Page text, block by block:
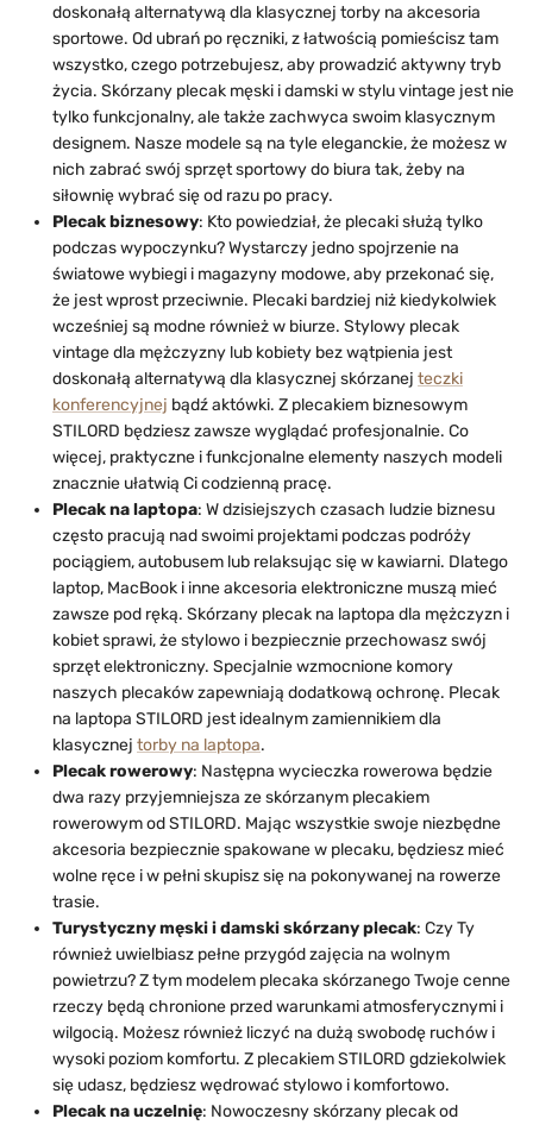
doskonałą alternatywą dla klasycznej torby na akcesoria
sportowe. Od ubrań po ręczniki, z łatwością pomieścisz tam
wszystko, czego potrzebujesz, aby prowadzić aktywny tryb
życia. Skórzany plecak męski i damski w stylu vintage jest nie
tylko funkcjonalny, ale także zachwyca swoim klasycznym
designem. Nasze modele są na tyle eleganckie, że możesz w
nich zabrać swój sprzęt sportowy do biura tak, żeby na
siłownię wybrać się od razu po pracy.
Plecak biznesowy: Kto powiedział, że plecaki służą tylko
podczas wypoczynku? Wystarczy jedno spojrzenie na
światowe wybiegi i magazyny modowe, aby przekonać się,
że jest wprost przeciwnie. Plecaki bardziej niż kiedykolwiek
wcześniej są modne również w biurze. Stylowy plecak
vintage dla mężczyzny lub kobiety bez wątpienia jest
doskonałą alternatywą dla klasycznej skórzanej teczki
konferencyjnej bądź aktówki. Z plecakiem biznesowym
STILORD będziesz zawsze wyglądać profesjonalnie. Co
więcej, praktyczne i funkcjonalne elementy naszych modeli
znacznie ułatwią Ci codzienną pracę.
Plecak na laptopa: W dzisiejszych czasach ludzie biznesu
często pracują nad swoimi projektami podczas podróży
pociągiem, autobusem lub relaksując się w kawiarni. Dlatego
laptop, MacBook i inne akcesoria elektroniczne muszą mieć
zawsze pod ręką. Skórzany plecak na laptopa dla mężczyzn i
kobiet sprawi, że stylowo i bezpiecznie przechowasz swój
sprzęt elektroniczny. Specjalnie wzmocnione komory
naszych plecaków zapewniają dodatkową ochronę. Plecak
na laptopa STILORD jest idealnym zamiennikiem dla
klasycznej torby na laptopa.
Plecak rowerowy: Następna wycieczka rowerowa będzie
dwa razy przyjemniejsza ze skórzanym plecakiem
rowerowym od STILORD. Mając wszystkie swoje niezbędne
akcesoria bezpiecznie spakowane w plecaku, będziesz mieć
wolne ręce i w pełni skupisz się na pokonywanej na rowerze
trasie.
Turystyczny męski i damski skórzany plecak: Czy Ty
również uwielbiasz pełne przygód zajęcia na wolnym
powietrzu? Z tym modelem plecaka skórzanego Twoje cenne
rzeczy będą chronione przed warunkami atmosferycznymi i
wilgocią. Możesz również liczyć na dużą swobodę ruchów i
wysoki poziom komfortu. Z plecakiem STILORD gdziekolwiek
się udasz, będziesz wędrować stylowo i komfortowo.
Plecak na uczelnię: Nowoczesny skórzany plecak od